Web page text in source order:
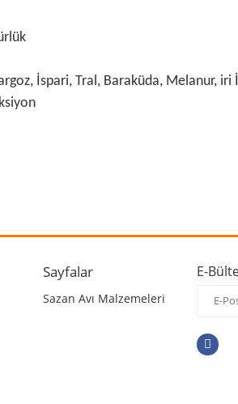
İspari, Tral, Baraküda, Melanur,
Sayfalar
Sazan Avı Malzemeleri
E-